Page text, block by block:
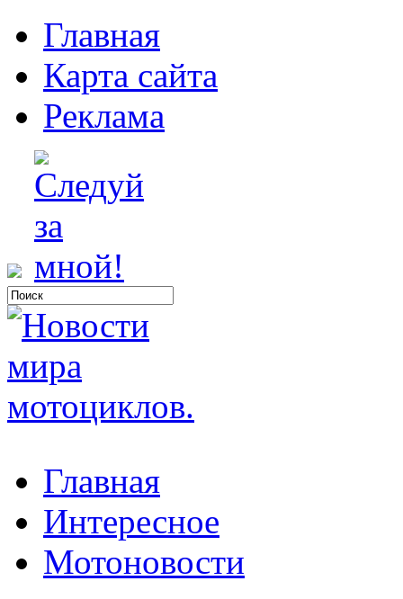
Главная
Карта сайта
Реклама
Главная
Интересное
Мотоновости